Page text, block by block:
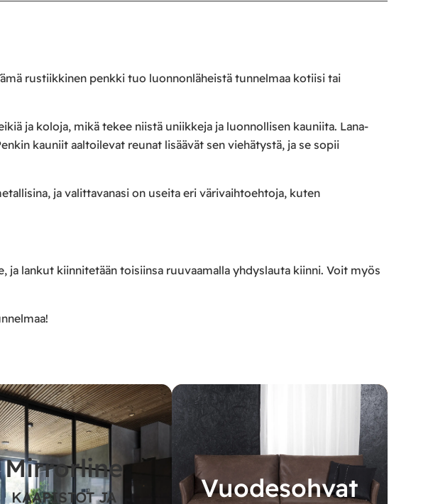
rustiikkinen penkki tuo luonnonläheistä tunnelmaa kotiisi tai
ja koloja, mikä tekee niistä uniikkeja ja luonnollisen kauniita. Lana-
kauniit aaltoilevat reunat lisäävät sen viehätystä, ja se sopii
ja valittavanasi on useita eri värivaihtoehtoja, kuten
lankut kiinnitetään toisiinsa ruuvaamalla yhdyslauta kiinni. Voit myös
Mirrorline
KAAPISTOT JA
Vuodesohvat